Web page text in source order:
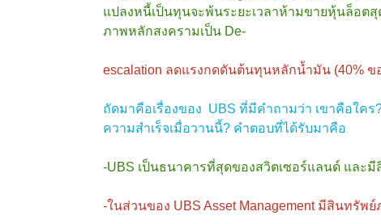
แปลงหนี้เป็นทุนจะพ้นระยะเวลาห้ามขายหุ้นล็อต
ภาพหลักสงครามเป็น De-
escalation ลดแรงกดดันต้นทุนหลักน้ำมัน (40% ข
ถัดมาคือเรื่องของ UBS ที่มีคำถามว่า เขาคือใค
ความสำเร็จเมื่อวานนี้? คำตอบที่ได้รับมาคือ
-UBS เป็นธนาคารที่สุดของสวิตเซอร์แลนด์ และ
-ในส่วนของ UBS Asset Management มีสินทรัพ